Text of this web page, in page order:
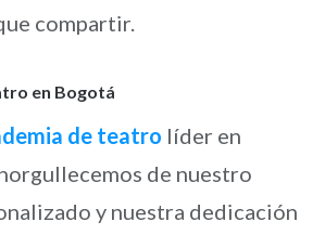
compartir.
en Bogotá
de teatro líder en
de nuestro
y nuestra dedicación